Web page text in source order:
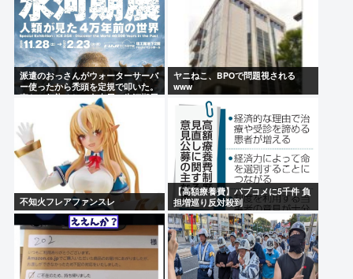
派遣のおっさんがウォーターサーバ
ー使ったから禿頭を定規で叩いた。
直だと伝染るし。名古屋で氷河期展
ヤニねこ、BPOで問題視される
www
不知火フレアファンスレ
【高額療養費】パブコメに5千件 負
担増巡り反対殺到